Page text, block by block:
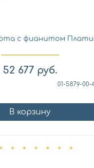
с фианитом
52 677 руб.
01-5879-00-
В корзину